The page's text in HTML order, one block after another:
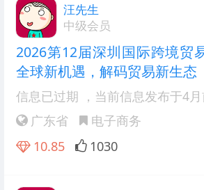
汪先生
中级会员
2026第12届深圳国际跨境贸
全球新机遇，解码贸易新生态
信息已过期 ，当前信息发布于4月
广东省
电子商务
10.85
1030